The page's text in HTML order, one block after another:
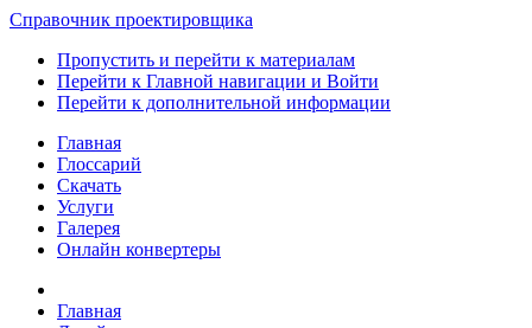
Справочник проектировщика
Пропустить и перейти к материалам
Перейти к Главной навигации и Войти
Перейти к дополнительной информации
Главная
Глоссарий
Скачать
Услуги
Галерея
Онлайн конвертеры
Главная